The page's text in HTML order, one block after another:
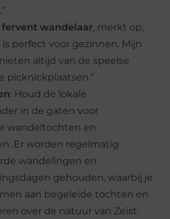
wandelaar, merkt op,
is perfect voor gezinnen. Mijn
altijd van de speelse
picknickplaatsen.”
: Houd de lokale
in de gaten voor
wandeltochten en
Er worden regelmatig
wandelingen en
gehouden, waarbij je
aan begeleide tochten en
over de natuur van Zeist.